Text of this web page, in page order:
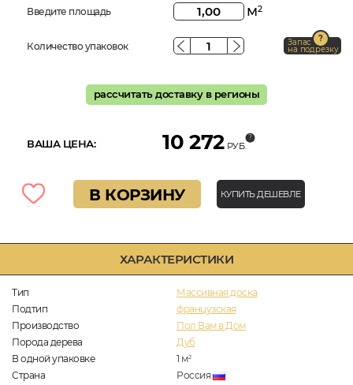
ХАРАКТЕРИСТИКИ
Тип
Массивная доска
Подтип
французская
Производство
Пол Вам в Дом
Порода дерева
Дуб
В одной упаковке
1 м2
Страна
Россия
Введите площадь м2
Количество упаковок Запас
на подрезку
рассчитать доставку в регионы
ВАША ЦЕНА: 10 272 РУБ.
В КОРЗИНУ КУПИТЬ ДЕШЕВЛЕ